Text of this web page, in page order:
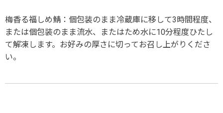
梅香る福しめ鯖：個包装のまま冷蔵庫に移して3時間程度、
または個包装のまま流水、またはため水に10分程度ひたし
て解凍します。お好みの厚さに切ってお召し上がりくださ
い。